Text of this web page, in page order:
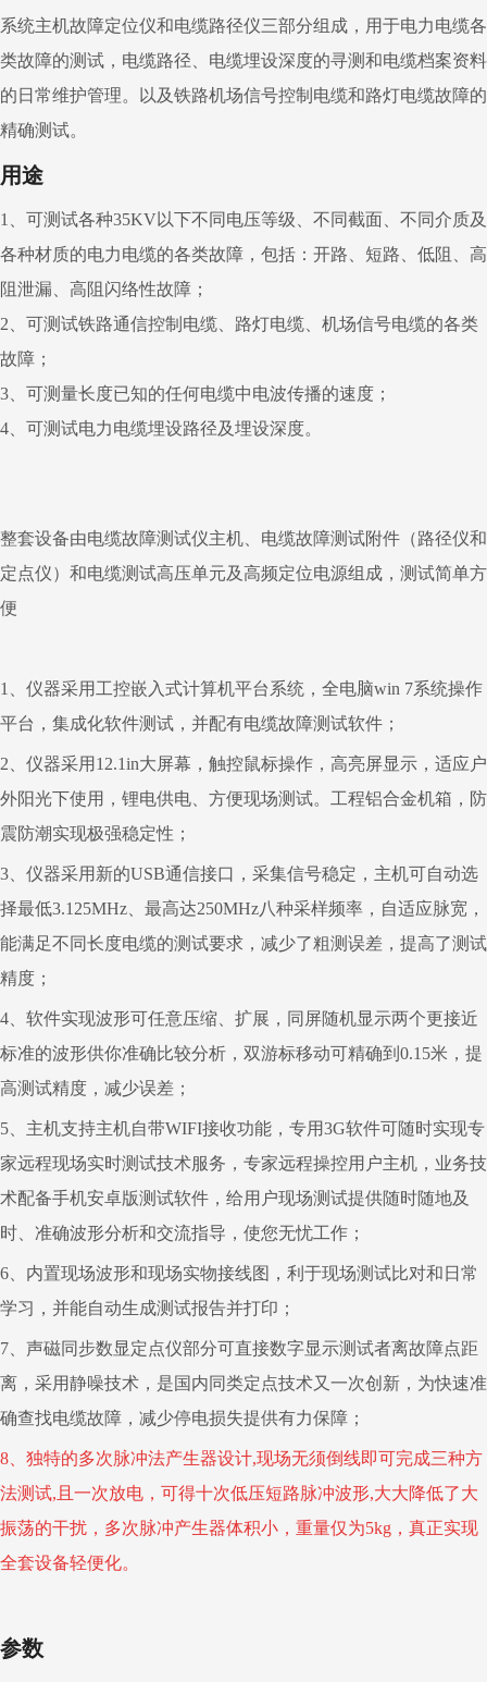
系统主机故障定位仪和电缆路径仪三部分组成，用于电力电缆各
类故障的测试，电缆路径、电缆埋设深度的寻测和电缆档案资料
的日常维护管理。以及铁路机场信号控制电缆和路灯电缆故障的
精确测试。
用途
1、可测试各种35KV以下不同电压等级、不同截面、不同介质及
各种材质的电力电缆的各类故障，包括：开路、短路、低阻、高
阻泄漏、高阻闪络性故障；
2、可测试铁路通信控制电缆、路灯电缆、机场信号电缆的各类
故障；
3、可测量长度已知的任何电缆中电波传播的速度；
4、可测试电力电缆埋设路径及埋设深度。
整套设备由电缆故障测试仪主机、电缆故障测试附件（路径仪和
定点仪）和电缆测试高压单元及高频定位电源组成，测试简单方
便
1、仪器采用工控嵌入式计算机平台系统，全电脑win 7系统操作
平台，集成化软件测试，并配有电缆故障测试软件；
2、仪器采用 12.1in大屏幕，触控鼠标操作，高亮屏显示，适应户
外阳光下使用，锂电供电、方便现场测试。工程铝合金机箱，防
震防潮实现极强稳定性；
3、仪器采用新的USB通信接口，采集信号稳定，主机可自动选
择最低3.125MHz、最高达250MHz八种采样频率，自适应脉宽，
能满足不同长度电缆的测试要求，减少了粗测误差，提高了测试
精度；
4、软件实现波形可任意压缩、扩展，同屏随机显示两个更接近
标准的波形供你准确比较分析，双游标移动可精确到 0.15米，提
高测试精度，减少误差；
5、主机支持主机自带WIFI接收功能，专用3G软件可随时实现专
家远程现场实时测试技术服务，专家远程操控用户主机，业务技
术配备手机安卓版测试软件，给用户现场测试提供随时随地及
时、准确波形分析和交流指导，使您无忧工作；
6、内置现场波形和现场实物接线图，利于现场测试比对和日常
学习，并能自动生成测试报告并打印；
7、声磁同步数显定点仪部分可直接数字显示测试者离故障点距
离，采用静噪技术，是国内同类定点技术又一次创新，为快速准
确查找电缆故障，减少停电损失提供有力保障；
8、独特的多次脉冲法产生器设计,现场无须倒线即可完成三种方
法测试, 且一次放电，可得十次低压短路脉冲波形,大大降低了大
振荡的干扰，多次脉冲产生器体积小，重量仅为5kg ，真正实现
全套设备轻便化。
参数